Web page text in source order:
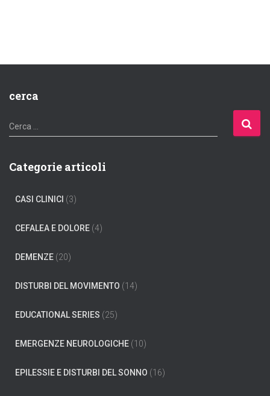
cerca
R
i
e
Cerca …
Categorie articoli
CASI CLINICI (3)
CEFALEA E DOLORE (4)
DEMENZE (20)
DISTURBI DEL MOVIMENTO (14)
EDUCATIONAL SERIES (25)
EMERGENZE NEUROLOGICHE (10)
EPILESSIE E DISTURBI DEL SONNO (16)